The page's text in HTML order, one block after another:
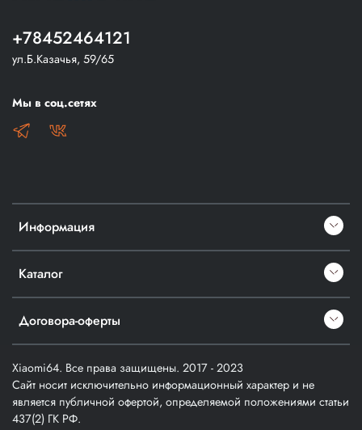
Информация
Каталог
Договора-оферты
+78452464121
ул.Б.Казачья, 59/65
Мы в соц.сетях
Xiaomi64. Все права защищены. 2017 - 2023
Сайт носит исключительно информационный характер и не
является публичной офертой, определяемой положениями статьи
437(2) ГК РФ.